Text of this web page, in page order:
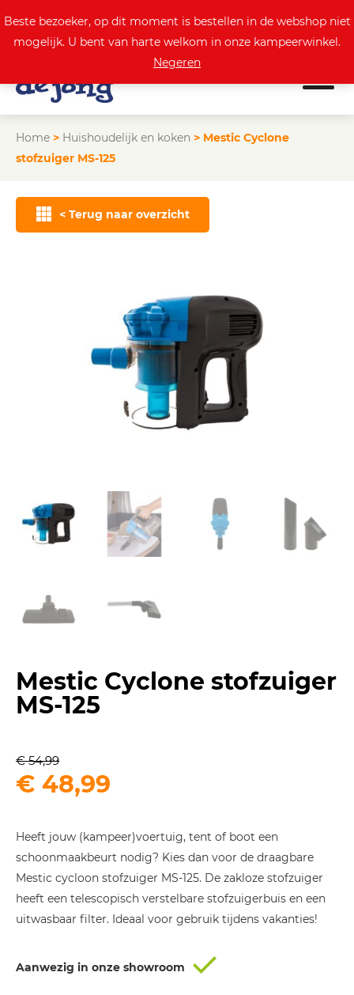
Actuele aanbod
Home > Huishoudelijk en koken > Mestic Cyclone
stofzuiger MS-125
< Terug naar overzicht
Mestic Cyclone stofzuiger
MS-125
€54,99
Oorspronkelijke
was:
€ 54,99.
€ 48,99
is:
€ 48,99.
Heeft jouw (kampeer)voertuig, tent of boot een
schoonmaakbeurt nodig? Kies dan voor de draagbare
Mestic cycloon stofzuiger MS-125. De zakloze stofzuiger
heeft een telescopisch verstelbare stofzuigerbuis en een
uitwasbaar filter. Ideaal voor gebruik tijdens vakanties!
Aanwezig in onze showroom
Beste bezoeker, op dit moment is bestellen in de webshop niet
mogelijk. U bent van harte welkom in onze kampeerwinkel.
Negeren